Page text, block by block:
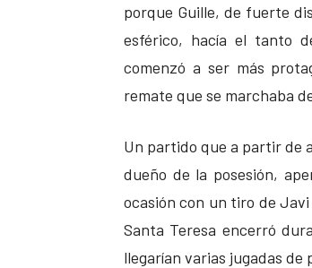
porque Guille, de fuerte
esférico, hacía el tanto
comenzó a ser más
remate que se marchaba
Un partido que a partir de
dueño de la posesión,
ocasión con un tiro de
Santa Teresa encerró
llegarían varias jugadas de